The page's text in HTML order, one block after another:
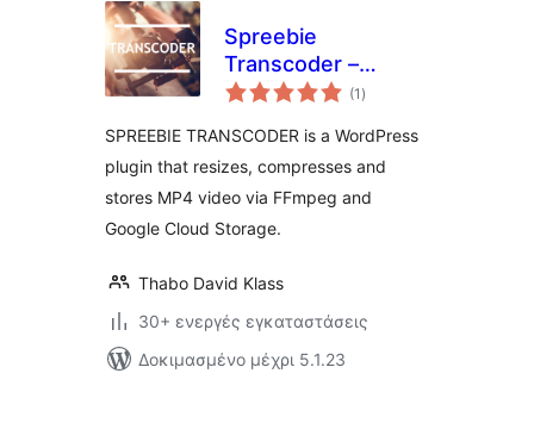
Spreebie
Transcoder –
Resize, Compress
(1 αξιολογήσεις
σύνολο
)
SPREEBIE TRANSCODER is a WordPress
plugin that resizes, compresses and
stores MP4 video via FFmpeg and
Google Cloud Storage.
Thabo David Klass
30+ ενεργές εγκαταστάσεις
Δοκιμασμένο μέχρι 5.1.23